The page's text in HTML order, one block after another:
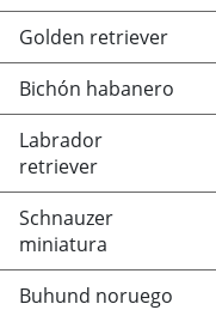
Golden retriever
Bichón habanero
Labrador
retriever
Schnauzer
miniatura
Buhund noruego